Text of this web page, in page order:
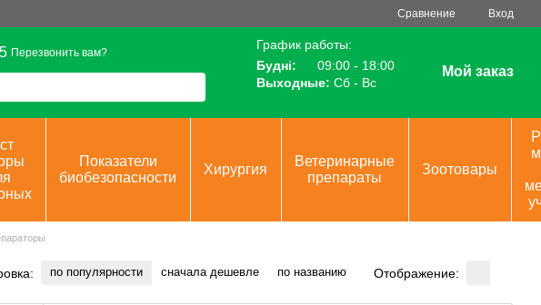
Сравнение Вход
Перезвонить вам?
График работы:
Будні:
09:00 - 18:00
Выходные: Сб - Вс
Мой заказ
Показатели
биобезопасности
Хирургия
Ветеринарные
препараты
Зоотовары
по популярности сначала дешевле по названию Отображение: